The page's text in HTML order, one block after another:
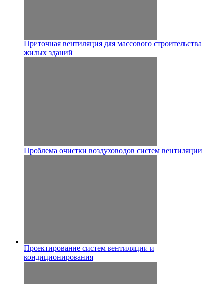
Приточная вентиляция для массового строительства
жилых зданий
Проблема очистки воздуховодов систем вентиляции
Проектирование систем вентиляции и
кондиционирования